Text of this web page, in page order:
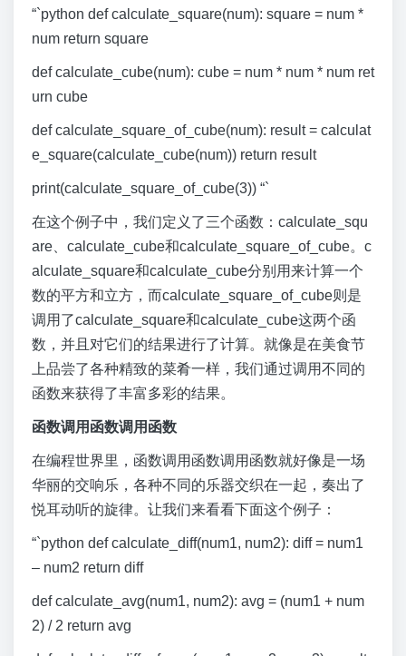
“`python def calculate_square(num): square = num *
num return square
def calculate_cube(num): cube = num * num * num ret
urn cube
def calculate_square_of_cube(num): result = calculat
e_square(calculate_cube(num)) return result
print(calculate_square_of_cube(3)) “`
在这个例子中，我们定义了三个函数：calculate_squ
are、calculate_cube和calculate_square_of_cube。c
alculate_square和calculate_cube分别用来计算一个
数的平方和立方，而calculate_square_of_cube则是
调用了calculate_square和calculate_cube这两个函
数，并且对它们的结果进行了计算。就像是在美食节
上品尝了各种精致的菜肴一样，我们通过调用不同的
函数来获得了丰富多彩的结果。
函数调用函数调用函数
在编程世界里，函数调用函数调用函数就好像是一场
华丽的交响乐，各种不同的乐器交织在一起，奏出了
悦耳动听的旋律。让我们来看看下面这个例子：
“`python def calculate_diff(num1, num2): diff = num1
– num2 return diff
def calculate_avg(num1, num2): avg = (num1 + num
2) / 2 return avg